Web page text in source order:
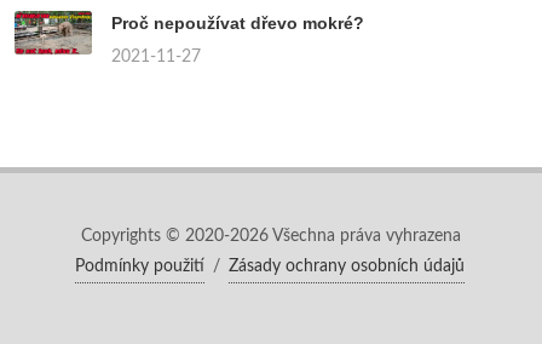
Proč nepoužívat dřevo mokré?
2021-11-27
Copyrights © 2020-2026 Všechna práva vyhrazena
Podmínky použití
/ Zásady ochrany osobních údajů